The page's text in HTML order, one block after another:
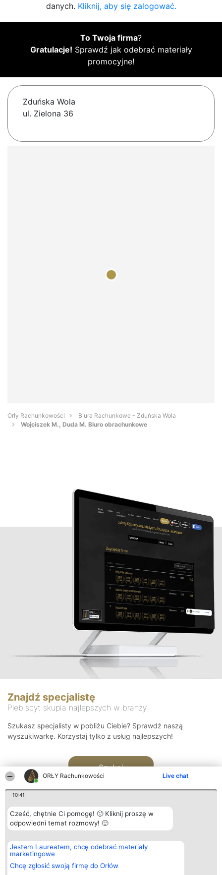
ORŁY Rachunkowości Live chat
10:41
Cześć, chętnie Ci pomogę! 🙂 Kliknij proszę w
odpowiedni temat rozmowy! 🙂
Jestem Laureatem, chcę odebrać materiały
marketingowe
Chcę zgłosić swoją firmę do Orłów
danych. Kliknij, aby się zalogować.
To Twoja firma?
Gratulacje! Sprawdź jak odebrać materiały
promocyjne!
Zduńska Wola
ul. Zielona 36
Orły Rachunkowości
Biura Rachunkowe - Zduńska Wola
Wojciszek M., Duda M. Biuro obrachunkowe
Znajdź specjalistę
Plebiscyt skupia najlepszych w branży
Szukasz specjalisty w pobliżu Ciebie? Sprawdź naszą
wyszukiwarkę. Korzystaj tylko z usług najlepszych!
Szukaj
Organizator plebiscytu
Bright Side Solutions sp. z o.
o. sp. k.
ul. Ruska 22
Wrocław 50-079
Plebiscyt
Laureaci
wszystkich
Laureatów
Kontakt
Kontakt